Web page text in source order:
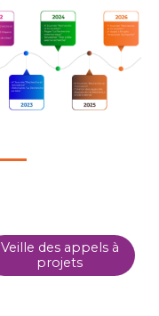
Veille des appels à
projets